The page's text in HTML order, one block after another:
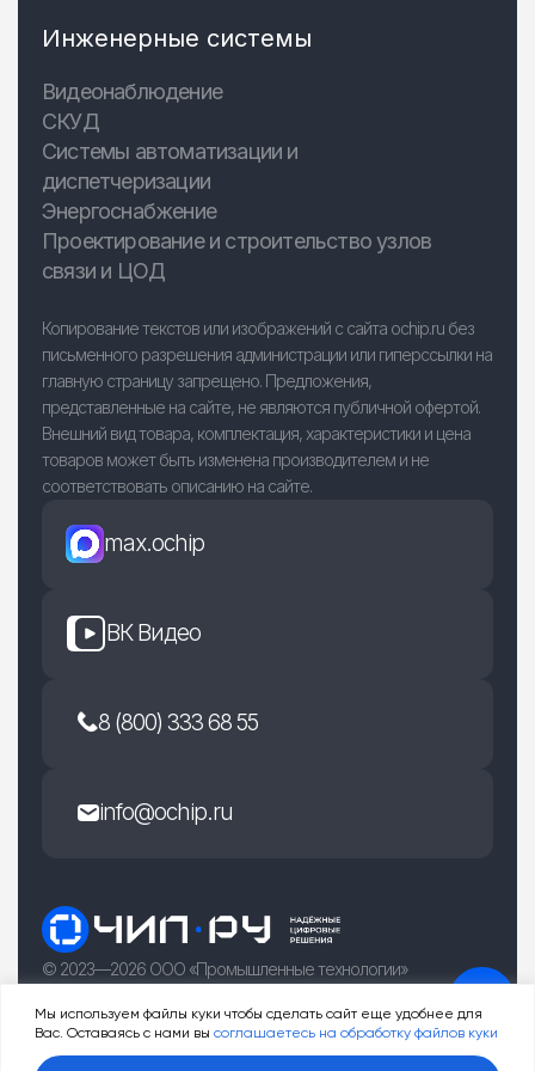
Мы используем файлы куки чтобы сделать сайт еще удобнее для
Вас. Оставаясь с нами вы соглашаетесь на обработку файлов куки
Инженерные системы
Видеонаблюдение
СКУД
Системы автоматизации и
диспетчеризации
Энергоснабжение
Проектирование и строительство узлов
связи и ЦОД
Копирование текстов или изображений с сайта ochip.ru без
письменного разрешения администрации или гиперссылки на
главную страницу запрещено. Предложения,
представленные на сайте, не являются публичной офертой.
Внешний вид товара, комплектация, характеристики и цена
товаров может быть изменена производителем и не
соответствовать описанию на сайте.
max.ochip
ВК Видео
8 (800) 333 68 55
info@ochip.ru
© 2023—2026 ООО «Промышленные технологии»